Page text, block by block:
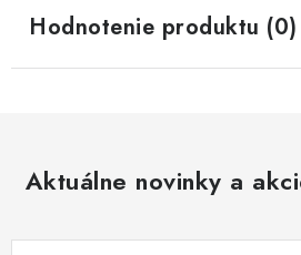
Hodnotenie produktu (0)
Aktuálne novinky a